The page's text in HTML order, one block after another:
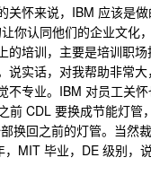
怀来说，IBM 应该是
你认同他们的企业文化
的培训，主要是培训职
说实话，对我帮助非常
不专业。IBM 对员工关
前 CDL 要换成节能灯
换回之前的灯管。当然
MIT 毕业，DE 级别，说